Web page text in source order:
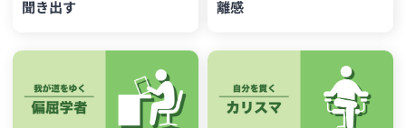
聞き出す
離感